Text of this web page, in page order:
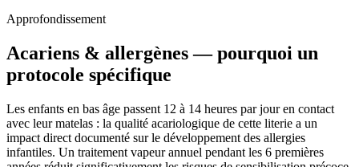
Approfondissement
Acariens & allergènes — pourquoi un
protocole spécifique
Les enfants en bas âge passent 12 à 14 heures par jour en contact
avec leur matelas : la qualité acariologique de cette literie a un
impact direct documenté sur le développement des allergies
infantiles. Un traitement vapeur annuel pendant les 6 premières